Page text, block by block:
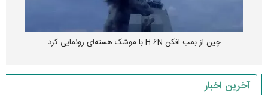
چین از بمب افکن H-۶N با موشک هسته‌ای رونمایی کرد
آخرین اخبار